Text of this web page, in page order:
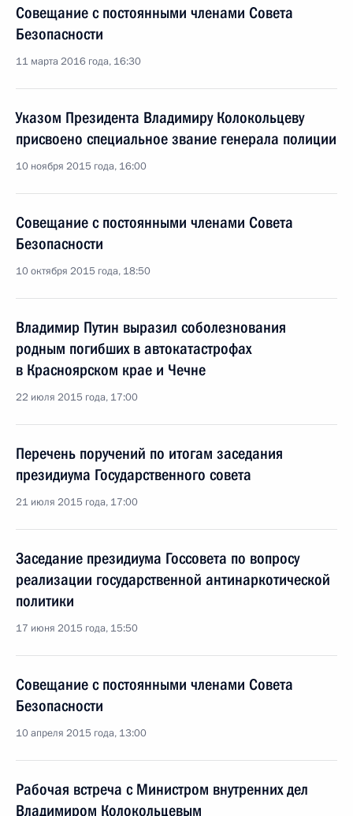
Совещание с постоянными членами Совета
Безопасности
11 марта 2016 года, 16:30
Указом Президента Владимиру Колокольцеву
присвоено специальное звание генерала полиции
10 ноября 2015 года, 16:00
Совещание с постоянными членами Совета
Безопасности
10 октября 2015 года, 18:50
Владимир Путин выразил соболезнования
родным погибших в автокатастрофах
в Красноярском крае и Чечне
22 июля 2015 года, 17:00
Перечень поручений по итогам заседания
президиума Государственного совета
21 июля 2015 года, 17:00
Заседание президиума Госсовета по вопросу
реализации государственной антинаркотической
политики
17 июня 2015 года, 15:50
Совещание с постоянными членами Совета
Безопасности
10 апреля 2015 года, 13:00
Рабочая встреча с Министром внутренних дел
Владимиром Колокольцевым